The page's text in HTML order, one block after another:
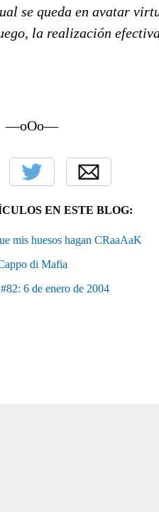
se queda en avatar
la realización
—oOo—
EN ESTE BLOG:
mis huesos hagan CRaaAaK
di Mafia
6 de enero de 2004